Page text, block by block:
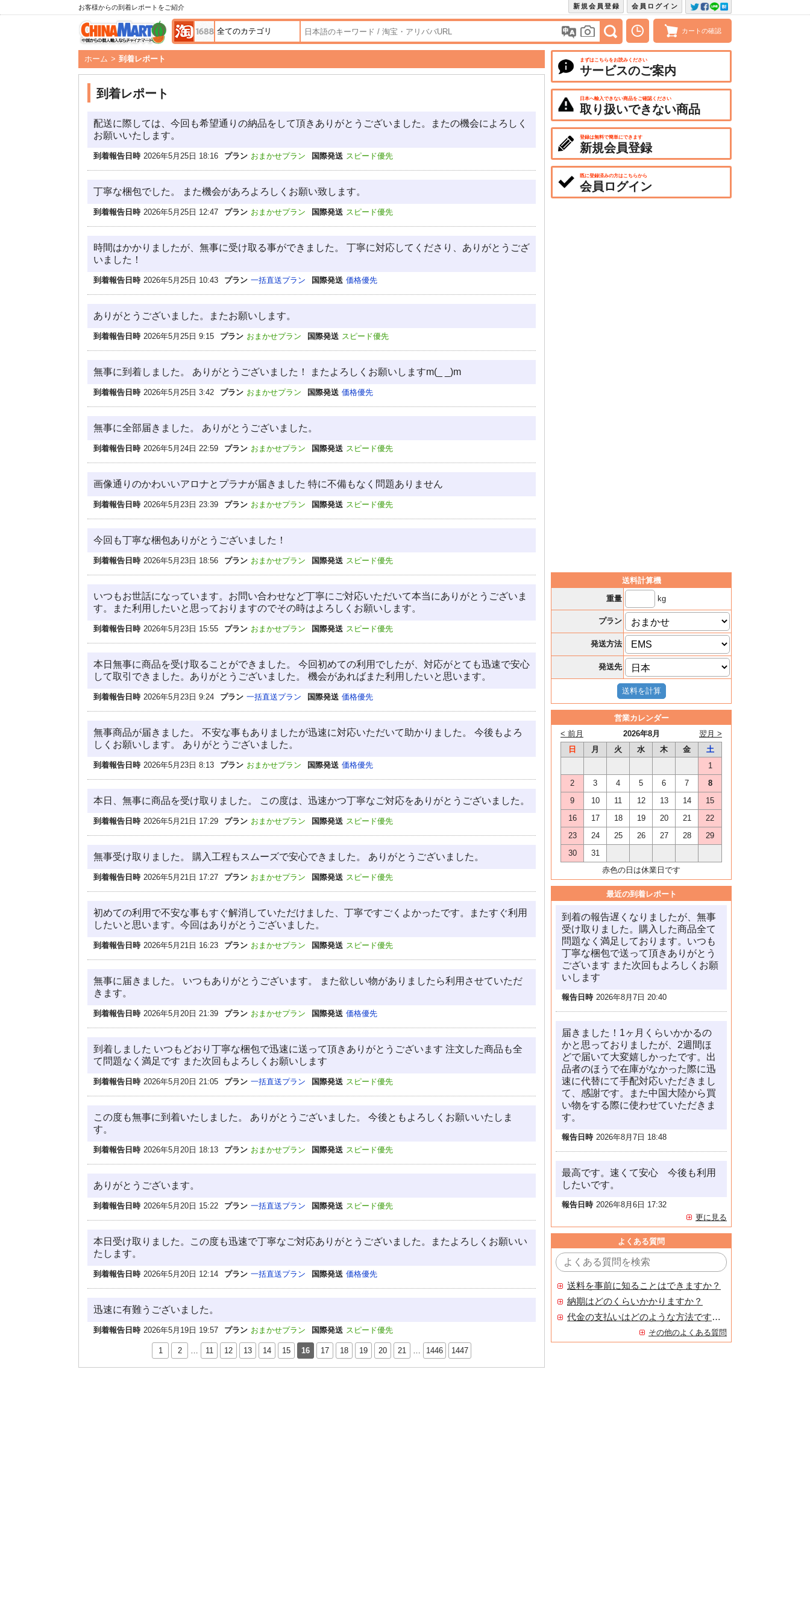
お客様からの到着レポートをご紹介 会員ログイン
新規会員登録
カートの確認
ホーム > 到着レポート
到着レポート
配送に際しては、今回も希望通りの納品をして頂きありがとうございました。またの機会によろしく
お願いいたします。
到着報告日時 2026年5月25日 18:16 プラン おまかせプラン 国際発送 スピード優先
丁寧な梱包でした。 また機会があろよろしくお願い致します。
到着報告日時 2026年5月25日 12:47 プラン おまかせプラン 国際発送 スピード優先
時間はかかりましたが、無事に受け取る事ができました。 丁寧に対応してくださり、ありがとうござ
いました！
到着報告日時 2026年5月25日 10:43 プラン 一括直送プラン 国際発送 価格優先
ありがとうございました。またお願いします。
到着報告日時 2026年5月25日 9:15 プラン おまかせプラン 国際発送 スピード優先
無事に到着しました。 ありがとうございました！ またよろしくお願いしますm(_ _)m
到着報告日時 2026年5月25日 3:42 プラン おまかせプラン 国際発送 価格優先
無事に全部届きました。 ありがとうございました。
到着報告日時 2026年5月24日 22:59 プラン おまかせプラン 国際発送 スピード優先
画像通りのかわいいアロナとプラナが届きました 特に不備もなく問題ありません
到着報告日時 2026年5月23日 23:39 プラン おまかせプラン 国際発送 スピード優先
今回も丁寧な梱包ありがとうございました！
到着報告日時 2026年5月23日 18:56 プラン おまかせプラン 国際発送 スピード優先
いつもお世話になっています。お問い合わせなど丁寧にご対応いただいて本当にありがとうございま
す。また利用したいと思っておりますのでその時はよろしくお願いします。
到着報告日時 2026年5月23日 15:55 プラン おまかせプラン 国際発送 スピード優先
本日無事に商品を受け取ることができました。 今回初めての利用でしたが、対応がとても迅速で安心
して取引できました。ありがとうございました。 機会があればまた利用したいと思います。
到着報告日時 2026年5月23日 9:24 プラン 一括直送プラン 国際発送 価格優先
無事商品が届きました。 不安な事もありましたが迅速に対応いただいて助かりました。 今後もよろ
しくお願いします。 ありがとうございました。
到着報告日時 2026年5月23日 8:13 プラン おまかせプラン 国際発送 価格優先
本日、無事に商品を受け取りました。 この度は、迅速かつ丁寧なご対応をありがとうございました。
到着報告日時 2026年5月21日 17:29 プラン おまかせプラン 国際発送 スピード優先
無事受け取りました。 購入工程もスムーズで安心できました。 ありがとうございました。
到着報告日時 2026年5月21日 17:27 プラン おまかせプラン 国際発送 スピード優先
初めての利用で不安な事もすぐ解消していただけました、丁寧ですごくよかったです。またすぐ利用
したいと思います。今回はありがとうございました。
到着報告日時 2026年5月21日 16:23 プラン おまかせプラン 国際発送 スピード優先
無事に届きました。 いつもありがとうございます。 また欲しい物がありましたら利用させていただ
きます。
到着報告日時 2026年5月20日 21:39 プラン おまかせプラン 国際発送 価格優先
到着しました いつもどおり丁寧な梱包で迅速に送って頂きありがとうございます 注文した商品も全
て問題なく満足です また次回もよろしくお願いします
到着報告日時 2026年5月20日 21:05 プラン 一括直送プラン 国際発送 スピード優先
この度も無事に到着いたしました。 ありがとうございました。 今後ともよろしくお願いいたしま
す。
到着報告日時 2026年5月20日 18:13 プラン おまかせプラン 国際発送 スピード優先
ありがとうございます。
到着報告日時 2026年5月20日 15:22 プラン 一括直送プラン 国際発送 スピード優先
本日受け取りました。この度も迅速で丁寧なご対応ありがとうございました。またよろしくお願いい
たします。
到着報告日時 2026年5月20日 12:14 プラン 一括直送プラン 国際発送 価格優先
迅速に有難うございました。
到着報告日時 2026年5月19日 19:57 プラン おまかせプラン 国際発送 スピード優先
1 2 … 11 12 13 14 15 16 17 18 19 20 21 … 1446 1447
まずはこちらをお読みください
サービスのご案内
日本へ輸入できない商品をご確認ください
取り扱いできない商品
登録は無料で簡単にできます
新規会員登録
既に登録済みの方はこちらから
会員ログイン
送料計算機
重量
kg
プラン
発送方法
発送先
営業カレンダー
2026年8月
< 前月
翌月 >
日
月 火 水 木 金
土
1
2
3 4 5 6 7
8
9
10 11 12 13 14
15
16
17 18 19 20 21
22
23
24 25 26 27 28
29
30
31
赤色の日は休業日です
最近の到着レポート
到着の報告遅くなりましたが、無事
受け取りました。購入した商品全て
問題なく満足しております。いつも
丁寧な梱包で送って頂きありがとう
ございます また次回もよろしくお願
いします
報告日時 2026年8月7日 20:40
届きました！1ヶ月くらいかかるの
かと思っておりましたが、2週間ほ
どで届いて大変嬉しかったです。出
品者のほうで在庫がなかった際に迅
速に代替にて手配対応いただきまし
て、感謝です。また中国大陸から買
い物をする際に使わせていただきま
す。
報告日時 2026年8月7日 18:48
最高です。速くて安心 今後も利用
したいです。
報告日時 2026年8月6日 17:32
更に見る
よくある質問
送料を事前に知ることはできますか？
納期はどのくらいかかりますか？
代金の支払いはどのような方法ですか？
その他のよくある質問